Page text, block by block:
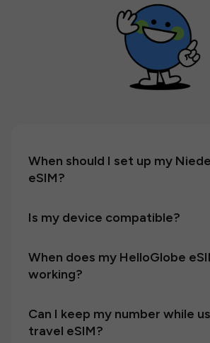
When should I set up my
eSIM?
Is my device compatible?
When does my HelloGlobe
working?
Can I keep my number while
travel eSIM?